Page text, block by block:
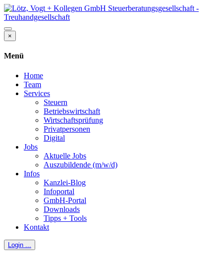
×
Menü
Home
Team
Services
Steuern
Betriebswirtschaft
Wirtschaftsprüfung
Privatpersonen
Digital
Jobs
Aktuelle Jobs
Auszubildende (m/w/d)
Infos
Kanzlei-Blog
Infoportal
GmbH-Portal
Downloads
Tipps + Tools
Kontakt
Login ...